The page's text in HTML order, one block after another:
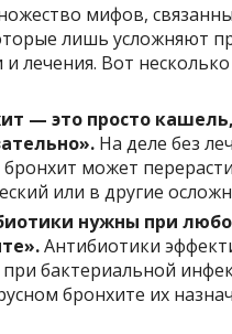
мифов,
лишь усложняют
лечения. Вот несколько
— это просто
На деле без
может
или в другие
нужны при
Антибиотики
бактериальной
бронхите их